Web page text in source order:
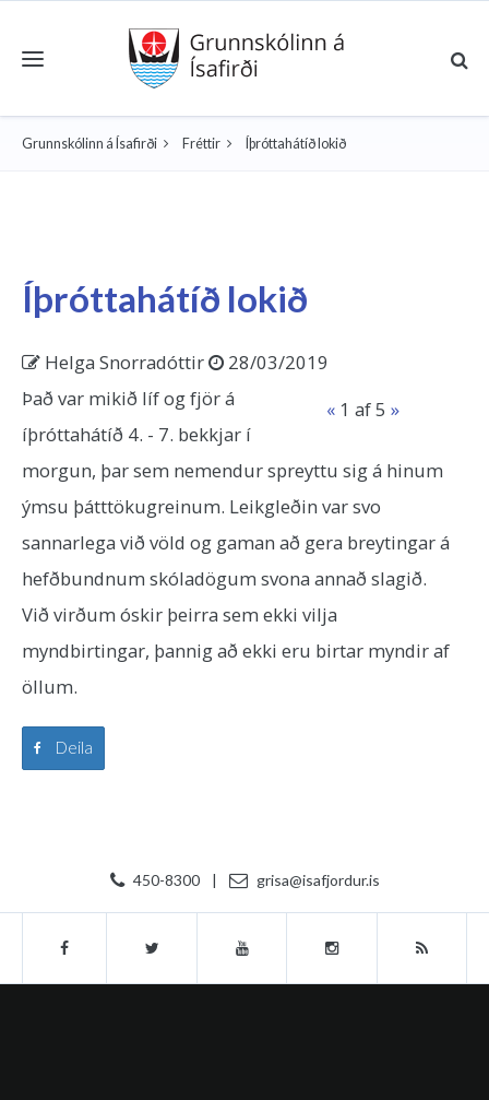
Toggle navigation
Grunnskólinn á Ísafirði Fréttir Íþróttahátíð lokið
Íþróttahátíð lokið
Helga Snorradóttir
28/03/2019
« 1 af 5 »
Það var mikið líf og fjör á
íþróttahátíð 4. - 7. bekkjar í
morgun, þar sem nemendur spreyttu sig á hinum
ýmsu þátttökugreinum. Leikgleðin var svo
sannarlega við völd og gaman að gera breytingar á
hefðbundnum skóladögum svona annað slagið.
Við virðum óskir þeirra sem ekki vilja
myndbirtingar, þannig að ekki eru birtar myndir af
öllum.
Deila
450-8300 | grisa@isafjordur.is